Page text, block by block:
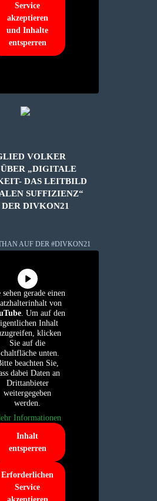
Service
akzeptieren
und Inhalte
entsperren
VOLKER
„DIGITALE
DAS LEITBILD
SUFFIZIENZ“
DIVKON21
AUF DER #DIVKON21
sehen gerade einen
von
. Um auf den
Inhalt
klicken
Sie auf die
unten.
beachten Sie,
dabei Daten an
Drittanbieter
weitergegeben
werden.
Informationen
Inhalt
entsperren
Erforderlichen
Service